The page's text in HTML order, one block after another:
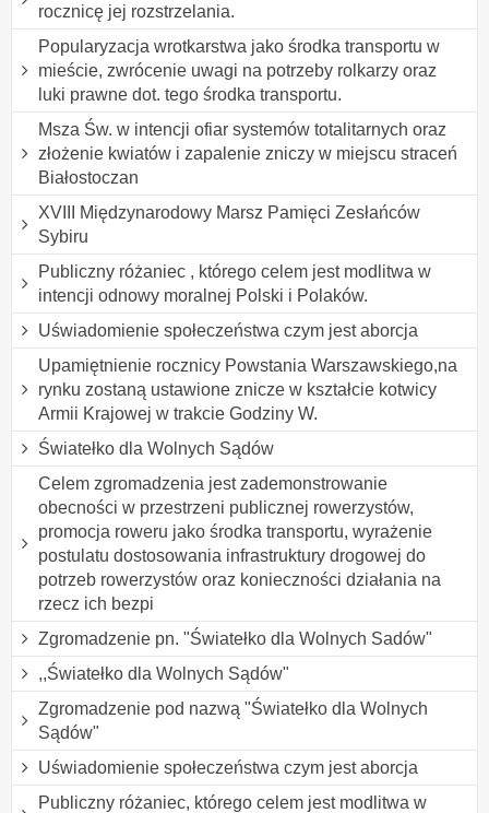
rocznicę jej rozstrzelania.
Popularyzacja wrotkarstwa jako środka transportu w
mieście, zwrócenie uwagi na potrzeby rolkarzy oraz
luki prawne dot. tego środka transportu.
Msza Św. w intencji ofiar systemów totalitarnych oraz
złożenie kwiatów i zapalenie zniczy w miejscu straceń
Białostoczan
XVIII Międzynarodowy Marsz Pamięci Zesłańców
Sybiru
Publiczny różaniec , którego celem jest modlitwa w
intencji odnowy moralnej Polski i Polaków.
Uświadomienie społeczeństwa czym jest aborcja
Upamiętnienie rocznicy Powstania Warszawskiego,na
rynku zostaną ustawione znicze w kształcie kotwicy
Armii Krajowej w trakcie Godziny W.
Światełko dla Wolnych Sądów
Celem zgromadzenia jest zademonstrowanie
obecności w przestrzeni publicznej rowerzystów,
promocja roweru jako środka transportu, wyrażenie
postulatu dostosowania infrastruktury drogowej do
potrzeb rowerzystów oraz konieczności działania na
rzecz ich bezpi
Zgromadzenie pn. "Światełko dla Wolnych Sadów"
,,Światełko dla Wolnych Sądów"
Zgromadzenie pod nazwą "Światełko dla Wolnych
Sądów"
Uświadomienie społeczeństwa czym jest aborcja
Publiczny różaniec, którego celem jest modlitwa w